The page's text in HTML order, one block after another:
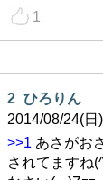
1
2 ひろりん
2014/08/24(日
>>1 あさがお
されてますね